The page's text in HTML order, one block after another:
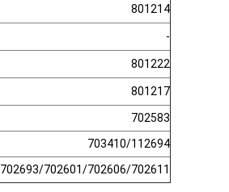
801214
-
801222
801217
702583
703410/112694
702693/702601/702606/702611